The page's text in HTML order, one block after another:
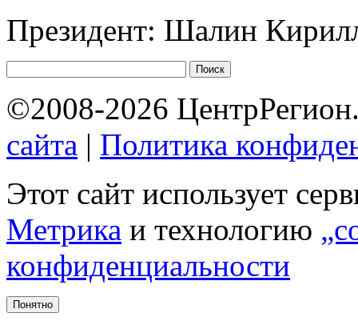
Президент: Шалин
©2008-2026
сайта | Политика
Этот сайт использует
Метрика и технологию
конфиденциальности
Понятно